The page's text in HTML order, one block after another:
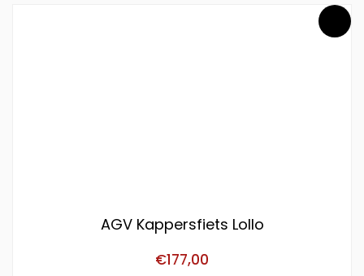
AGV Kappersfiets Lollo
€177,00